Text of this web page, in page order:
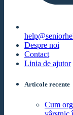
Despre noi
Contact
Linia de ajutor
Articole recente
Cum